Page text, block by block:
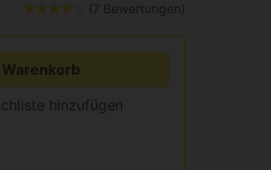
(7 Bewertungen)
hinzufügen